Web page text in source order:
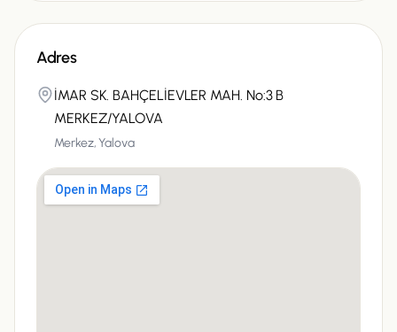
Adres
İMAR SK. BAHÇELİEVLER MAH. No:3 B
MERKEZ/YALOVA
Merkez,Yalova